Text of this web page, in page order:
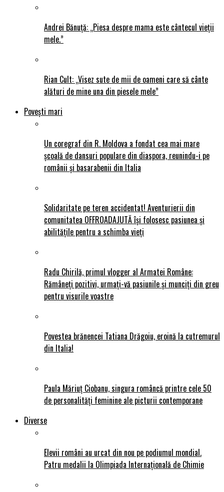
Andrei Bănuță: „Piesa despre mama este cântecul vieții
mele.”
Rian Cult: „Visez sute de mii de oameni care să cânte
alături de mine una din piesele mele”
Povești mari
Un coregraf din R. Moldova a fondat cea mai mare
școală de dansuri populare din diaspora, reunindu-i pe
românii și basarabenii din Italia
Solidaritate pe teren accidentat! Aventurierii din
comunitatea OFFROADAJUTĂ își folosesc pasiunea și
abilitățile pentru a schimba vieți
Radu Chirilă, primul vlogger al Armatei Române:
Rămâneți pozitivi, urmați-vă pasiunile și munciți din greu
pentru visurile voastre
Povestea brănencei Tatiana Drăgoiu, eroină la cutremurul
din Italia!
Paula Măriuț Ciobanu, singura româncă printre cele 50
de personalități feminine ale picturii contemporane
Diverse
Elevii români au urcat din nou pe podiumul mondial.
Patru medalii la Olimpiada Internațională de Chimie